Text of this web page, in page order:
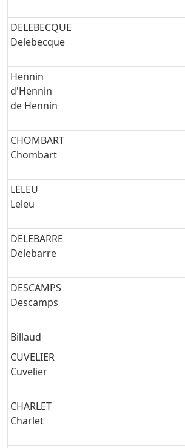
DELEBECQUE
Delebecque
Hennin
d'Hennin
de Hennin
CHOMBART
Chombart
LELEU
Leleu
DELEBARRE
Delebarre
DESCAMPS
Descamps
Billaud
CUVELIER
Cuvelier
CHARLET
Charlet